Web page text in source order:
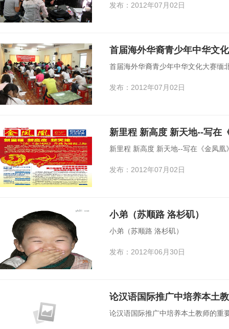
发布：2012年07月02日
首届海外华裔青少年中华文化大赛缅
发布：2012年07月02日
新里程 新高度 新天地--写在
新里程 新高度 新天地--写在《金凤凰
发布：2012年07月02日
小弟（苏顺路 洛杉矶）
小弟（苏顺路 洛杉矶）
发布：2012年06月30日
论汉语国际推广中培养本土
论汉语国际推广中培养本土教师的重